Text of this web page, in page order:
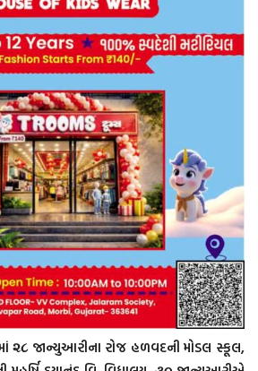
જાન્યુઆરીના રોજ હળવદની મોડલ સ્કૂલ,